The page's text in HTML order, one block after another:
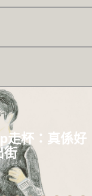
走杯：真係好
街
想講你知，跟
樂